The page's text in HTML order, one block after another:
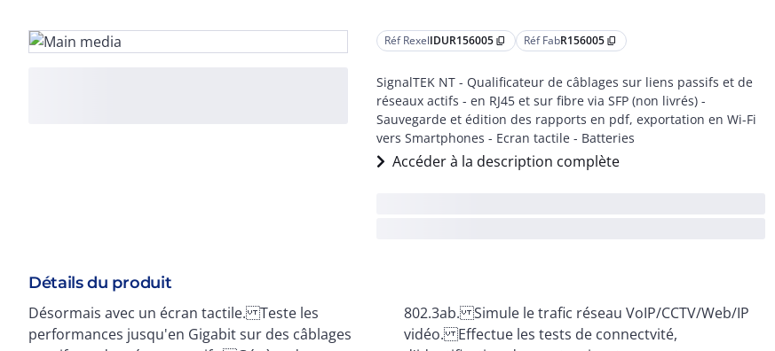
Réf RexelIDUR156005 content_copy Réf FabR156005 content_copy
SignalTEK NT - Qualificateur de câblages sur liens passifs et de
réseaux actifs - en RJ45 et sur fibre via SFP (non livrés) -
Sauvegarde et édition des rapports en pdf, exportation en Wi-Fi
vers Smartphones - Ecran tactile - Batteries
Accéder à la description complète
Détails du produit
Désormais avec un écran tactile. Teste les
performances jusqu'en Gigabit sur des câblages
802.3ab. Simule le trafic réseau VoIP/CCTV/Web/IP
vidéo. Effectue les tests de connectvité,